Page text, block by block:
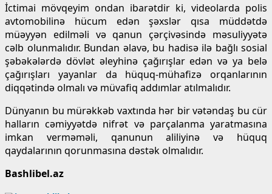
İctimai mövqeyim ondan ibarətdir ki, videolarda polis
avtomobilinə hücum edən şəxslər qısa müddətdə
müəyyən edilməli və qanun çərçivəsində məsuliyyətə
cəlb olunmalıdır. Bundan əlavə, bu hadisə ilə bağlı sosial
şəbəkələrdə dövlət əleyhinə çağırışlar edən və ya belə
çağırışları yayanlar da hüquq-mühafizə orqanlarının
diqqətində olmalı və müvafiq addımlar atılmalıdır.
Dünyanın bu mürəkkəb vaxtında hər bir vətəndaş bu cür
halların cəmiyyətdə nifrət və parçalanma yaratmasına
imkan verməməli, qanunun aliliyinə və hüquq
qaydalarının qorunmasına dəstək olmalıdır.
Bashlibel.az